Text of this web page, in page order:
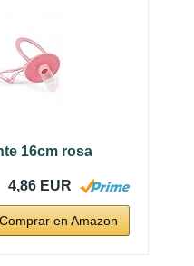
16cm rosa
4,86 EUR
Comprar en Amazon